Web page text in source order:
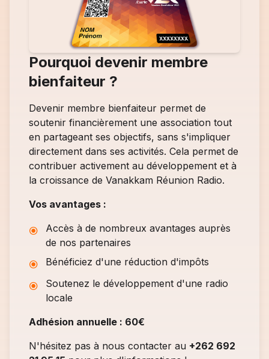
Pourquoi devenir membre
bienfaiteur ?
Devenir membre bienfaiteur permet de
soutenir financièrement une association tout
en partageant ses objectifs, sans s'impliquer
directement dans ses activités. Cela permet de
contribuer activement au développement et à
la croissance de Vanakkam Réunion Radio.
Vos avantages :
Accès à de nombreux avantages auprès
de nos partenaires
Bénéficiez d'une réduction d'impôts
Soutenez le développement d'une radio
locale
Adhésion annuelle : 60€
N'hésitez pas à nous contacter au +262 692